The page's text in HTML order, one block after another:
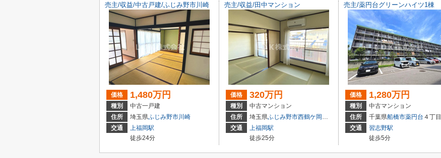
売主/収益/中古戸建/ふじみ野市川崎
価格 1,480万円
種別
中古一戸建
住所
埼玉県ふじみ野市川崎
交通
上福岡駅
徒歩24分
売主/収益/田中マンション
価格 320万円
種別
中古マンション
住所
埼玉県ふじみ野市西鶴ケ岡 ２丁目
交通
上福岡駅
徒歩25分
売主/薬円台グリーンハイツ1棟
価格 1,280万円
種別
中古マンション
住所
千葉県船橋市薬円台 ４丁目
交通
習志野駅
徒歩5分